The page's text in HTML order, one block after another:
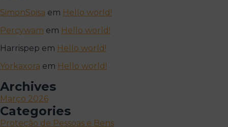
SimonSoisa em Hello world!
Percywam em Hello world!
Harrispep em Hello world!
Yorkaxora em Hello world!
Archives
Março 2026
Categories
Proteção de Pessoas e Bens